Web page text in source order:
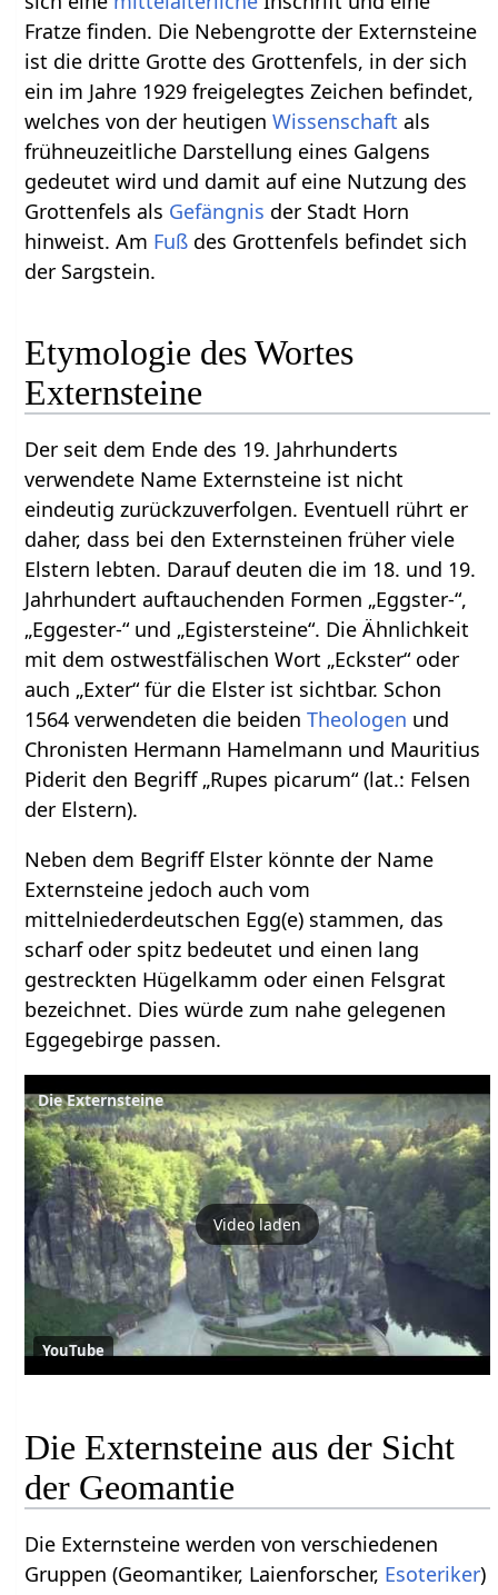
Fratze finden. Die Nebengrotte der Externsteine
ist die dritte Grotte des Grottenfels, in der sich
ein im Jahre 1929 freigelegtes Zeichen befindet,
welches von der heutigenWissenschaft als
frühneuzeitliche Darstellung eines Galgens
gedeutet wird und damit auf eine Nutzung des
Grottenfels als Gefängnis der Stadt Horn
hinweist. Am Fuß des Grottenfels befindet sich
der Sargstein.
Etymologie des Wortes
Externsteine
Der seit dem Ende des 19. Jahrhunderts
verwendete Name Externsteine ist nicht
eindeutig zurückzuverfolgen. Eventuell rührt er
daher, dass bei den Externsteinen früher viele
Elstern lebten. Darauf deuten die im 18. und 19.
Jahrhundert auftauchenden Formen „Eggster-“,
„Eggester-“ und „Egistersteine“. Die Ähnlichkeit
mit dem ostwestfälischen Wort „Eckster“ oder
auch „Exter“ für die Elster ist sichtbar. Schon
1564 verwendeten die beidenTheologen und
Chronisten Hermann Hamelmann und Mauritius
Piderit den Begriff „Rupes picarum“ (lat.: Felsen
der Elstern).
Neben dem Begriff Elster könnte der Name
Externsteine jedoch auch vom
mittelniederdeutschen Egg(e) stammen, das
scharf oder spitz bedeutet und einen lang
gestreckten Hügelkamm oder einen Felsgrat
bezeichnet. Dies würde zum nahe gelegenen
Eggegebirge passen.
Die Externsteine
Video laden
YouTube
Die Externsteine aus der Sicht
der Geomantie
Die Externsteine werden von verschiedenen
Gruppen (Geomantiker, Laienforscher, Esoteriker)